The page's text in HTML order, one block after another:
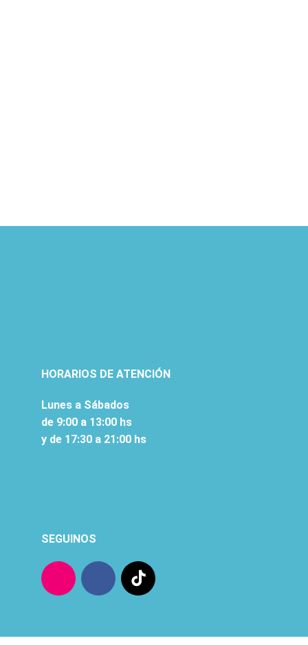
HORARIOS DE ATENCIÓN
Lunes a Sábados
de 9:00 a 13:00 hs
y de 17:30 a 21:00 hs
SEGUINOS